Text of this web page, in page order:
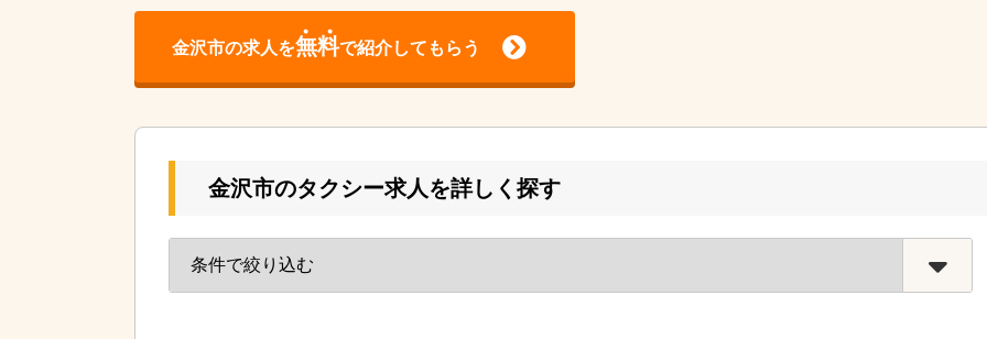
金沢市の求人を無料で紹介してもらう
金沢市のタクシー求人を詳しく探す